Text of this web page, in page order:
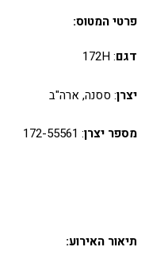
פרטי המטוס:
דגם: 172H
יצרן: ססנה, ארה"ב
מספר יצרן: 172-55561
תיאור האירוע: